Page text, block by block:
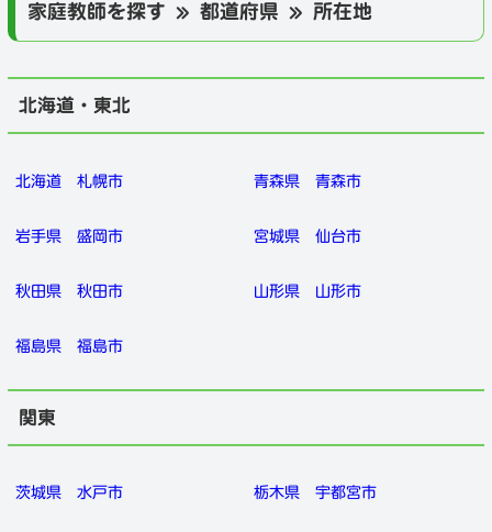
家庭教師を探す » 都道府県 » 所在地
北海道・東北
北海道 札幌市 青森県 青森市
岩手県 盛岡市 宮城県 仙台市
秋田県 秋田市 山形県 山形市
福島県 福島市
関東
茨城県 水戸市 栃木県 宇都宮市